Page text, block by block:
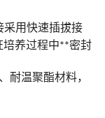
采用快速插拔接
培养过程中**密封
耐温聚酯材料，